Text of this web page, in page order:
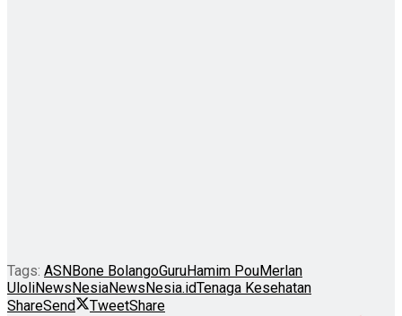
Tags: ASNBone BolangoGuruHamim PouMerlan
UloliNewsNesiaNewsNesia.idTenaga Kesehatan
ShareSend TweetShare